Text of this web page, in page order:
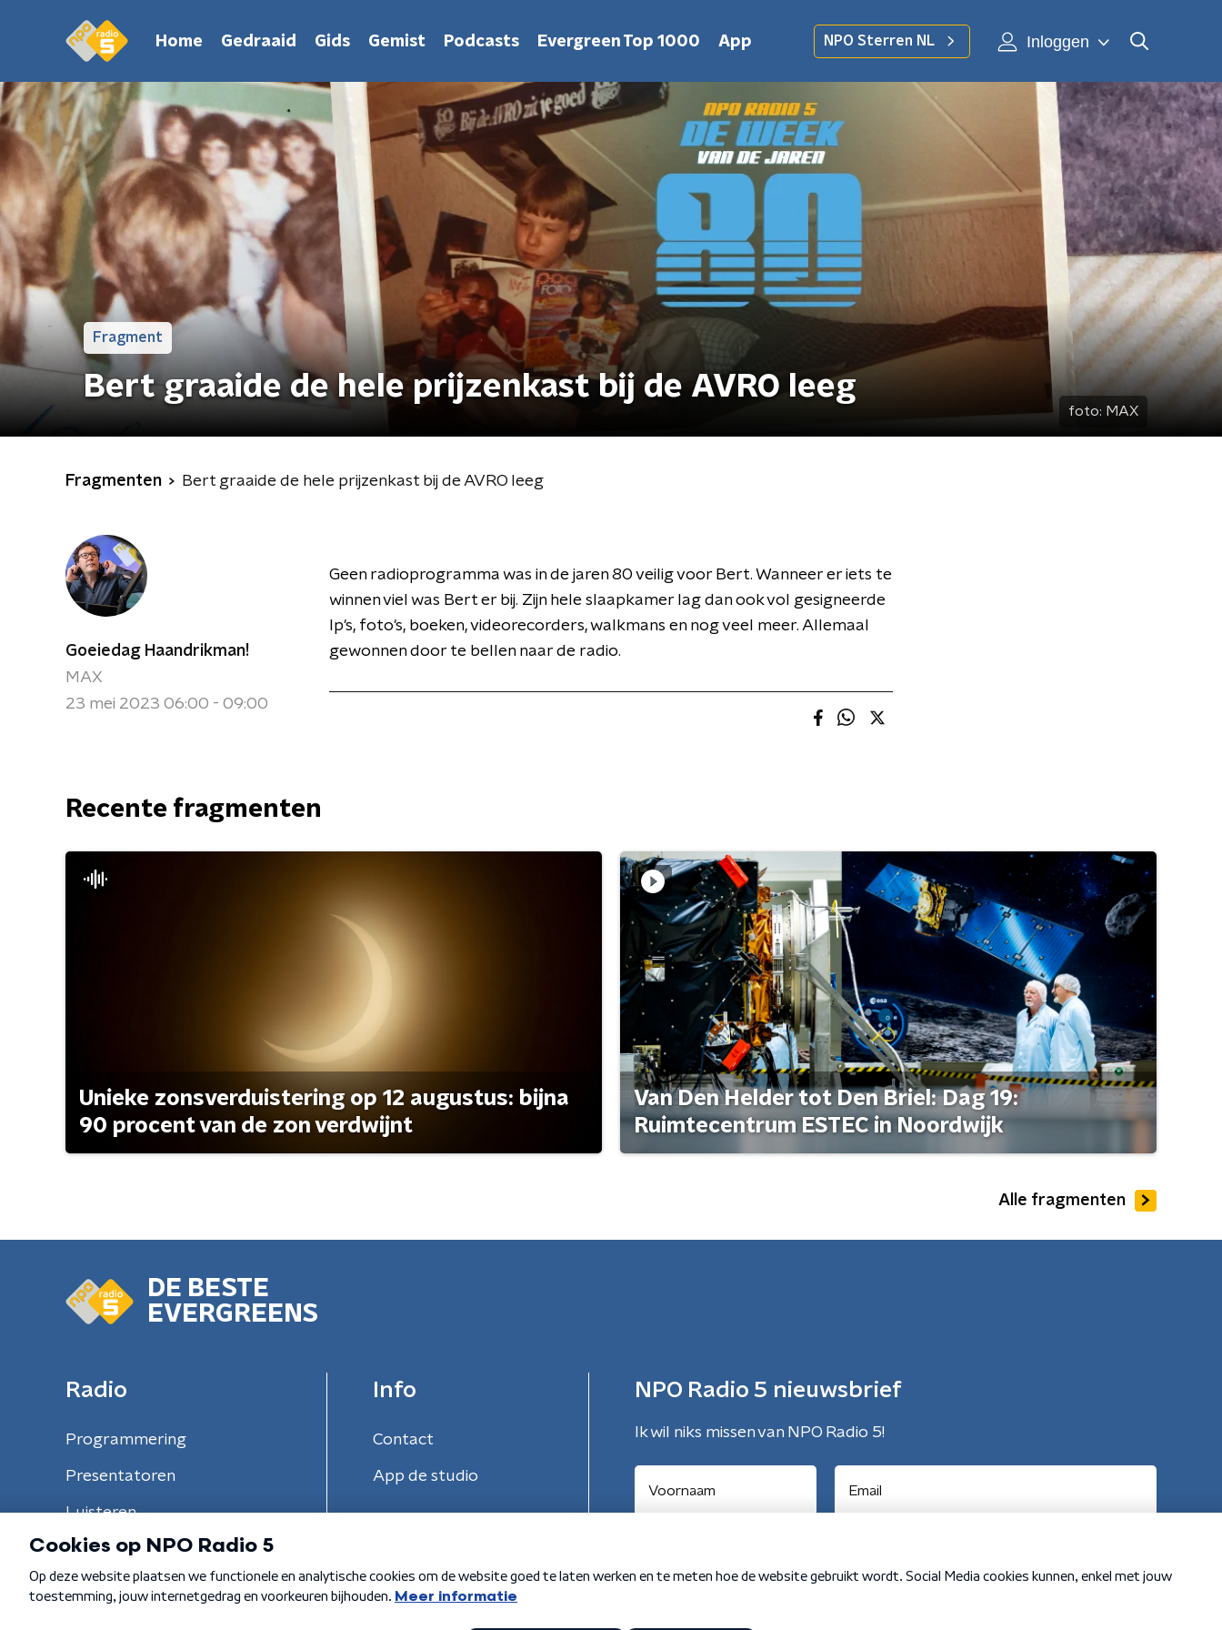
Home Gedraaid Gids Gemist Podcasts Evergreen Top 1000 App NPO Sterren NL Inloggen
Fragment
Bert graaide de hele prijzenkast bij de AVRO leeg
foto: MAX
Fragmenten Bert graaide de hele prijzenkast bij de AVRO leeg
Goeiedag Haandrikman!
MAX
23 mei 2023 06:00 - 09:00
Geen radioprogramma was in de jaren 80 veilig voor Bert. Wanneer er iets te
winnen viel was Bert er bij. Zijn hele slaapkamer lag dan ook vol gesigneerde
lp's, foto's, boeken, videorecorders, walkmans en nog veel meer. Allemaal
gewonnen door te bellen naar de radio.
Recente fragmenten
Unieke zonsverduistering op 12 augustus: bijna
90 procent van de zon verdwijnt
Van Den Helder tot Den Briel: Dag 19:
Ruimtecentrum ESTEC in Noordwijk
Alle fragmenten
DE BESTE
EVERGREENS
Radio
Programmering
Presentatoren
Luisteren
Info
Contact
App de studio
NPO Radio 5 nieuwsbrief
Ik wil niks missen van NPO Radio 5!
Algemene voorwaarden Privacybeleid